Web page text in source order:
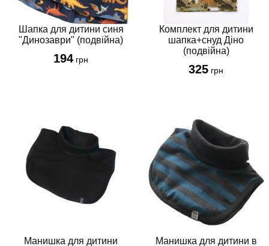
Шапка для дитини синя
"Динозаври" (подвійна)
194 грн
Комплект для дитини
шапка+снуд Діно
(подвійна)
325 грн
Манишка для дитини Манишка для дитини в